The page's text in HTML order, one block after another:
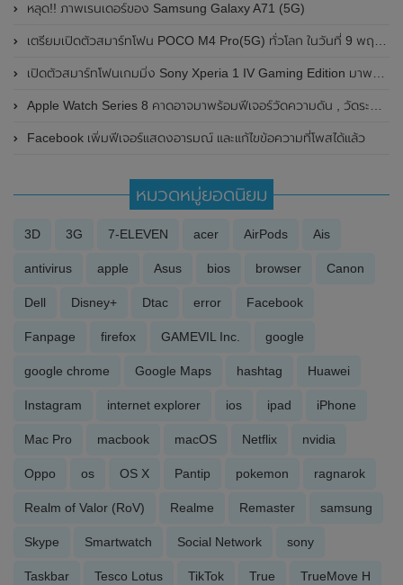
หลุด!! ภาพเรนเดอร์ของ Samsung Galaxy A71 (5G)
เตรียมเปิดตัวสมาร์ทโฟน POCO M4 Pro(5G) ทั่วโลก ในวันที่ 9 พฤศจิกายน 2021 นี้
เปิดตัวสมาร์ทโฟนเกมมิ่ง Sony Xperia 1 IV Gaming Edition มาพร้อม RAM 16GB และอุปกรณ์เสริม Xperia Stream เคสระบายความร้อน
Apple Watch Series 8 คาดอาจมาพร้อมฟีเจอร์วัดความดัน , วัดระดับน้ำตาล และวัดระดับแอลกอฮอล์ในเลือด
Facebook เพิ่มฟีเจอร์แสดงอารมณ์ และแก้ไขข้อความที่โพสได้แล้ว
หมวดหมู่ยอดนิยม
3D 3G 7-ELEVEN acer AirPods Ais
antivirus apple Asus bios browser Canon
Dell Disney+ Dtac error Facebook
Fanpage firefox GAMEVIL Inc. google
google chrome Google Maps hashtag Huawei
Instagram internet explorer ios ipad iPhone
Mac Pro macbook macOS Netflix nvidia
Oppo os OS X Pantip pokemon ragnarok
Realm of Valor (RoV) Realme Remaster samsung
Skype Smartwatch Social Network sony
Taskbar Tesco Lotus TikTok True TrueMove H